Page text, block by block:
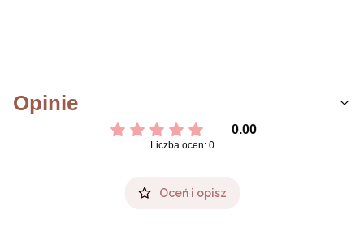
Opinie
0.00
Liczba ocen: 0
Oceń i opisz